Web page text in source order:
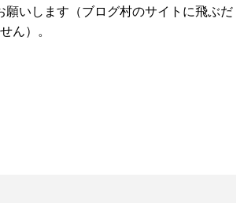
願いします（ブログ村のサイトに飛ぶだ
ん）。